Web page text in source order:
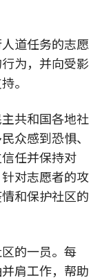
道任务的志愿
为，并向受影
。
共和国各地社
众感到恐惧、
任并保持对
对志愿者的攻
和保护社区的
的一员。每
肩工作，帮助